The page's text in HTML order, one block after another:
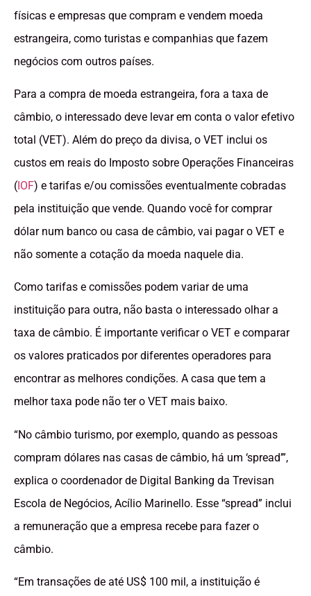
físicas e empresas que compram e vendem moeda
estrangeira, como turistas e companhias que fazem
negócios com outros países.
Para a compra de moeda estrangeira, fora a taxa de
câmbio, o interessado deve levar em conta o valor efetivo
total (VET). Além do preço da divisa, o VET inclui os
custos em reais do Imposto sobre Operações Financeiras
(IOF) e tarifas e/ou comissões eventualmente cobradas
pela instituição que vende. Quando você for comprar
dólar num banco ou casa de câmbio, vai pagar o VET e
não somente a cotação da moeda naquele dia.
Como tarifas e comissões podem variar de uma
instituição para outra, não basta o interessado olhar a
taxa de câmbio. É importante verificar o VET e comparar
os valores praticados por diferentes operadores para
encontrar as melhores condições. A casa que tem a
melhor taxa pode não ter o VET mais baixo.
“No câmbio turismo, por exemplo, quando as pessoas
compram dólares nas casas de câmbio, há um ‘spread’”,
explica o coordenador de Digital Banking da Trevisan
Escola de Negócios, Acílio Marinello. Esse “spread” inclui
a remuneração que a empresa recebe para fazer o
câmbio.
“Em transações de até US$ 100 mil, a instituição é